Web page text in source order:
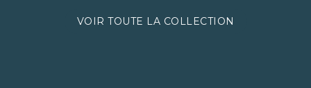
VOIR TOUTE LA COLLECTION